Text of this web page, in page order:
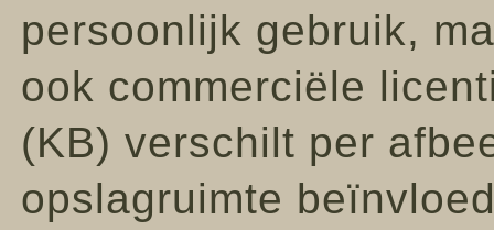
persoonlijk gebruik,
ook commerciële
(KB) verschilt per
opslagruimte